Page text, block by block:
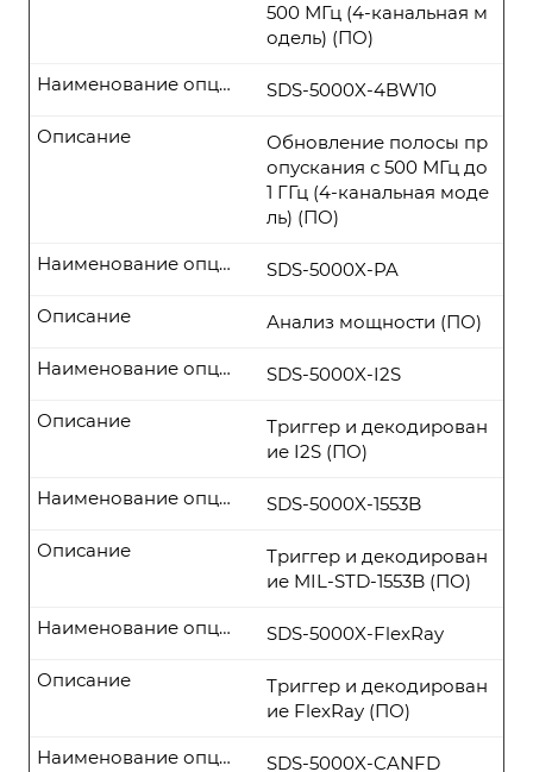
500 МГц (4-канальная м
одель) (ПО)
SDS-5000X-4BW10
Наименование опции
Обновление полосы пр
опускания с 500 МГц до
1 ГГц (4-канальная моде
ль) (ПО)
Описание
SDS-5000X-PA
Наименование опции
Анализ мощности (ПО)
Описание
SDS-5000X-I2S
Наименование опции
Триггер и декодирован
ие I2S (ПО)
Описание
SDS-5000X-1553B
Наименование опции
Триггер и декодирован
ие MIL-STD-1553B (ПО)
Описание
SDS-5000X-FlexRay
Наименование опции
Триггер и декодирован
ие FlexRay (ПО)
Описание
SDS-5000X-CANFD
Наименование опции